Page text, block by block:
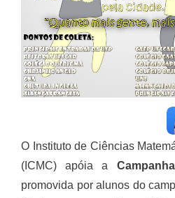
O Instituto de Ciências
(ICMC) apóia a
promovida por alunos do